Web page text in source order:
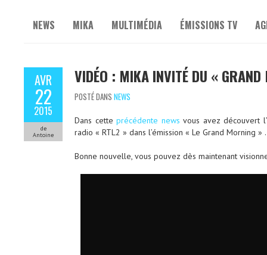
NEWS MIKA MULTIMÉDIA ÉMISSIONS TV
AVR
22
2015
de
Antoine
VIDÉO : MIKA INVITÉ DU «
POSTÉ DANS NEWS
Dans cetteprécédente news vous avez découvert
radio « RTL2 » dans l’émission « Le Grand Morning » .
Bonne nouvelle, vous pouvez dès maintenant